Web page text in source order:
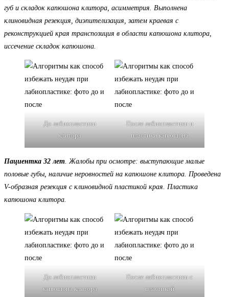
губ и складок капюшона клитора, асимметрия. Выполнена
клиновидная резекция, диэпителизация, затем краевая с
реконструкцией края транспозиция в области капюшона клитора,
иссечение складок капюшона.
До лабиопластики
клитора
После лабиопластики и
пластики капюшона
Пациентка 32 лет. Жалобы при осмотре: выступающие малые
половые губы, наличие неровностей на капюшоне клитора. Проведена
V-образная резекция с клиновидной пластикой края. Пластика
капюшона клитора.
До лабиопластики
капюшона клитора
После лабиопластики с
пластикой